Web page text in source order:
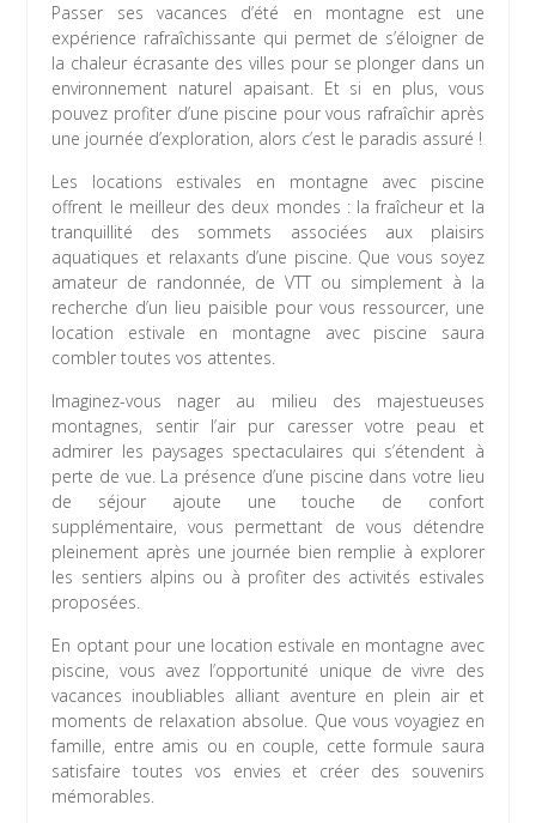
Passer ses vacances d’été en montagne est une
expérience rafraîchissante qui permet de s’éloigner de
la chaleur écrasante des villes pour se plonger dans un
environnement naturel apaisant. Et si en plus, vous
pouvez profiter d’une piscine pour vous rafraîchir après
une journée d’exploration, alors c’est le paradis assuré !
Les locations estivales en montagne avec piscine
offrent le meilleur des deux mondes : la fraîcheur et la
tranquillité des sommets associées aux plaisirs
aquatiques et relaxants d’une piscine. Que vous soyez
amateur de randonnée, de VTT ou simplement à la
recherche d’un lieu paisible pour vous ressourcer, une
location estivale en montagne avec piscine saura
combler toutes vos attentes.
Imaginez-vous nager au milieu des majestueuses
montagnes, sentir l’air pur caresser votre peau et
admirer les paysages spectaculaires qui s’étendent à
perte de vue. La présence d’une piscine dans votre lieu
de séjour ajoute une touche de confort
supplémentaire, vous permettant de vous détendre
pleinement après une journée bien remplie à explorer
les sentiers alpins ou à profiter des activités estivales
proposées.
En optant pour une location estivale en montagne avec
piscine, vous avez l’opportunité unique de vivre des
vacances inoubliables alliant aventure en plein air et
moments de relaxation absolue. Que vous voyagiez en
famille, entre amis ou en couple, cette formule saura
satisfaire toutes vos envies et créer des souvenirs
mémorables.